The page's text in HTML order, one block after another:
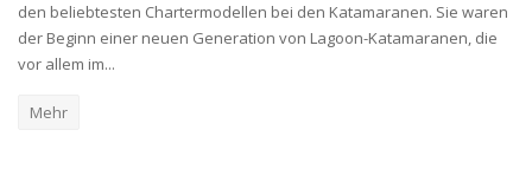
den beliebtesten Chartermodellen bei den Katamaranen. Sie waren
der Beginn einer neuen Generation von Lagoon-Katamaranen, die
vor allem im...
Mehr